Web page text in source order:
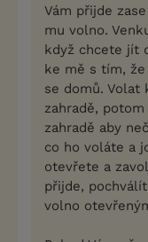
Vám přijde
mu volno.
když chcete jít
ke mě s tím,
se domů. Volat
zahradě,
zahradě aby
co ho voláte a
otevřete a
přijde,
volno